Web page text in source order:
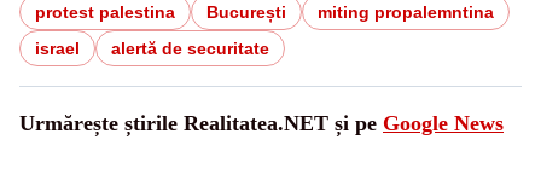
protest palestina București
miting propalemntina
israel
alertă de securitate
Urmărește știrile Realitatea.NET și pe Google News